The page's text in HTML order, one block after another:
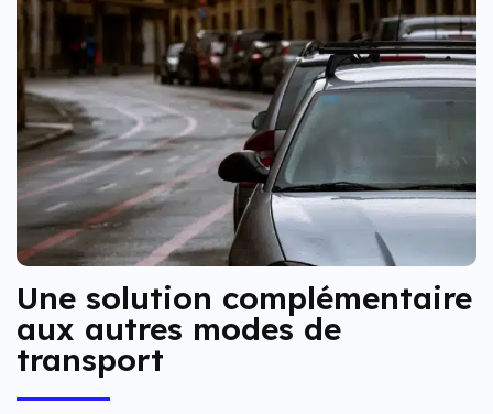
Une solution complémentaire
aux autres modes de
transport